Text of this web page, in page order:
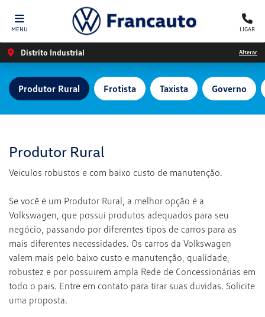
MENU LIGAR
Distrito Industrial Alterar
Frotista Taxista Governo
Produtor Rural
Produtor Rural
Veículos robustos e com baixo custo de manutenção.
Se você é um Produtor Rural, a melhor opção é a
Volkswagen, que possui produtos adequados para seu
negócio, passando por diferentes tipos de carros para as
mais diferentes necessidades. Os carros da Volkswagen
valem mais pelo baixo custo e manutenção, qualidade,
robustez e por possuírem ampla Rede de Concessionárias em
todo o país. Entre em contato para tirar suas dúvidas. Solicite
uma proposta.